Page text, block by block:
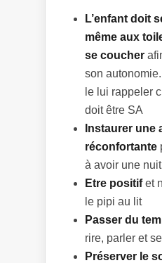
L’enfant doit
même aux
se coucher
son
le lui rappeler
doit être SA
Instaurer une
réconfortante
à avoir une nuit
Etre positifet
le pipi au lit
Passer du
rire, parler et
Préserver le